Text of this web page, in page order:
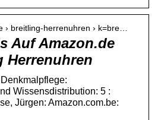
› breitling-herrenuhren › k=bre…
Auf Amazon.de
Herrenuhren
Wissensdistribution: 5 :
Jürgen: Amazon.com.be: